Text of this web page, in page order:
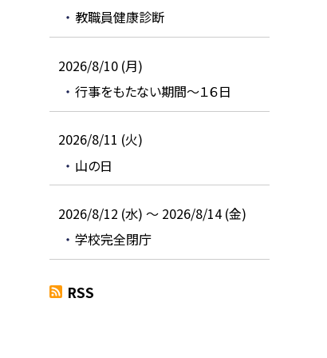
教職員健康診断
2026/8/10 (月)
行事をもたない期間～１６日
2026/8/11 (火)
山の日
2026/8/12 (水) ～ 2026/8/14 (金)
学校完全閉庁
RSS